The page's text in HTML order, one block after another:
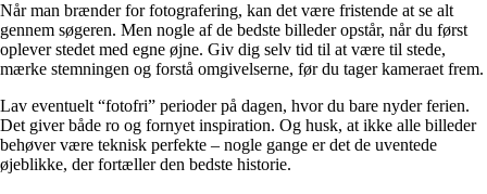
Når man brænder for fotografering, kan det være fristende at se alt
gennem søgeren. Men nogle af de bedste billeder opstår, når du først
oplever stedet med egne øjne. Giv dig selv tid til at være til stede,
mærke stemningen og forstå omgivelserne, før du tager kameraet frem.
Lav eventuelt “fotofri” perioder på dagen, hvor du bare nyder ferien.
Det giver både ro og fornyet inspiration. Og husk, at ikke alle billeder
behøver være teknisk perfekte – nogle gange er det de uventede
øjeblikke, der fortæller den bedste historie.